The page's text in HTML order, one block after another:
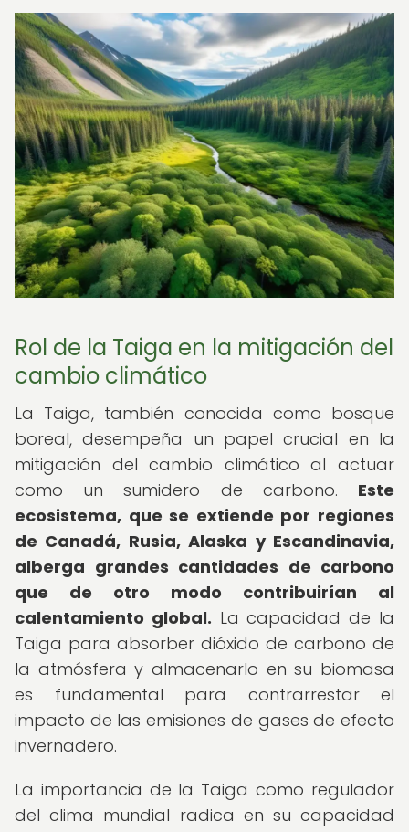
Rol de la Taiga en la mitigación del
cambio climático
La Taiga, también conocida como bosque
boreal, desempeña un papel crucial en la
mitigación del cambio climático al actuar
como un sumidero de carbono. Este
ecosistema, que se extiende por regiones
de Canadá, Rusia, Alaska y Escandinavia,
alberga grandes cantidades de carbono
que de otro modo contribuirían al
calentamiento global. La capacidad de la
Taiga para absorber dióxido de carbono de
la atmósfera y almacenarlo en su biomasa
es fundamental para contrarrestar el
impacto de las emisiones de gases de efecto
invernadero.
La importancia de la Taiga como regulador
del clima mundial radica en su capacidad